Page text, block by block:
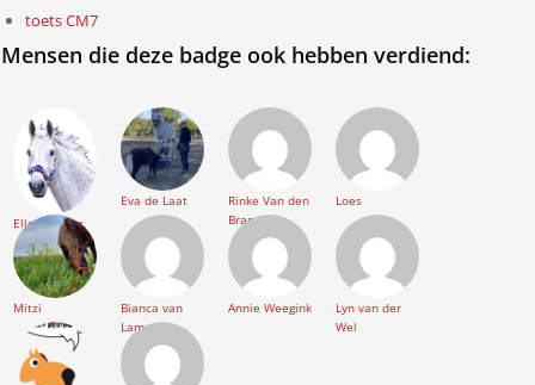
toets CM7
Mensen die deze badge ook hebben verdiend:
Elles Koning
Eva de Laat
Rinke Van den
Brande
Loes
Mitzi
Bianca van
Lamoen
Annie Weegink
Lyn van der
Wel